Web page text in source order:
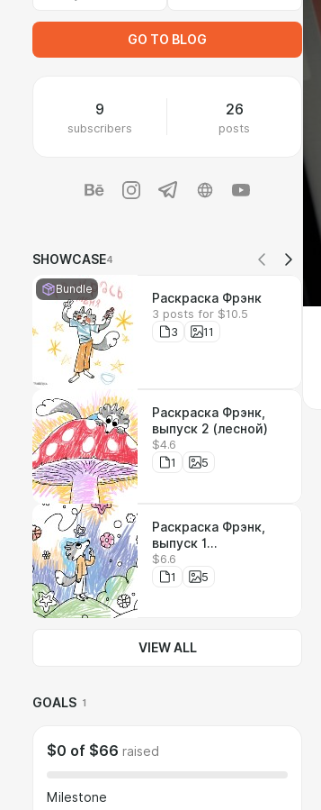
GO TO BLOG
9
subscribers
26
posts
SHOWCASE4
Bundle
Раскраска Фрэнк
3 posts for $10.5
3
11
Раскраска Фрэнк,
выпуск 2 (лесной)
$4.6
1
5
Раскраска Фрэнк,
выпуск 1
(цветочный)
$6.6
1
5
VIEW ALL
GOALS 1
$0 of $66 raised
Milestone